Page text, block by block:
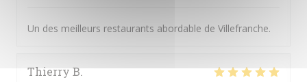
Un des meilleurs restaurants abordable de Villefranche.
Thierry B